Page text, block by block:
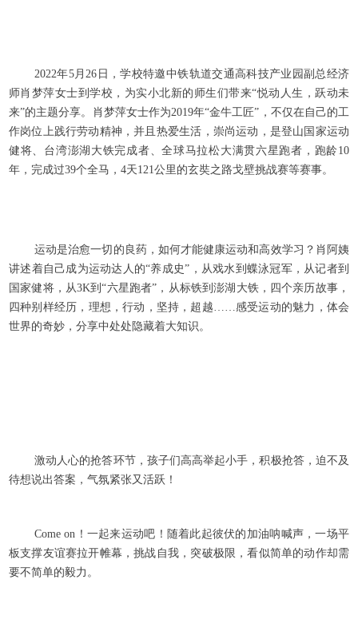
2022年5月26日，学校特邀中铁轨道交通高科技产业园副总经济
师肖梦萍女士到学校，为实小北新的师生们带来“悦动人生，跃动未
来”的主题分享。肖梦萍女士作为2019年“金牛工匠”，不仅在自己的工
作岗位上践行劳动精神，并且热爱生活，崇尚运动，是登山国家运动
健将、台湾澎湖大铁完成者、全球马拉松大满贯六星跑者，跑龄10
年，完成过39个全马，4天121公里的玄奘之路戈壁挑战赛等赛事。
运动是治愈一切的良药，如何才能健康运动和高效学习？肖阿姨
讲述着自己成为运动达人的“养成史”，从戏水到蝶泳冠军，从记者到
国家健将，从3K到“六星跑者”，从标铁到澎湖大铁，四个亲历故事，
四种别样经历，理想，行动，坚持，超越……感受运动的魅力，体会
世界的奇妙，分享中处处隐藏着大知识。
激动人心的抢答环节，孩子们高高举起小手，积极抢答，迫不及
待想说出答案，气氛紧张又活跃！
Come on！一起来运动吧！随着此起彼伏的加油呐喊声，一场平
板支撑友谊赛拉开帷幕，挑战自我，突破极限，看似简单的动作却需
要不简单的毅力。